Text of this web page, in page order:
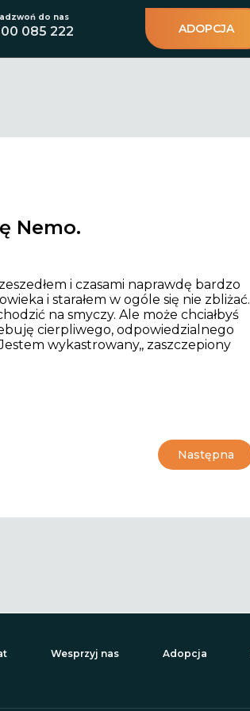
do nas
085 222 ADOPCJA
Nemo.
i czasami naprawdę bardzo
i starałem w ogóle się nie zbliżać.
na smyczy. Ale może chciałbyś
cierpliwego, odpowiedzialnego
wykastrowany,, zaszczepiony
Następna
Wesprzyj nas Adopcja